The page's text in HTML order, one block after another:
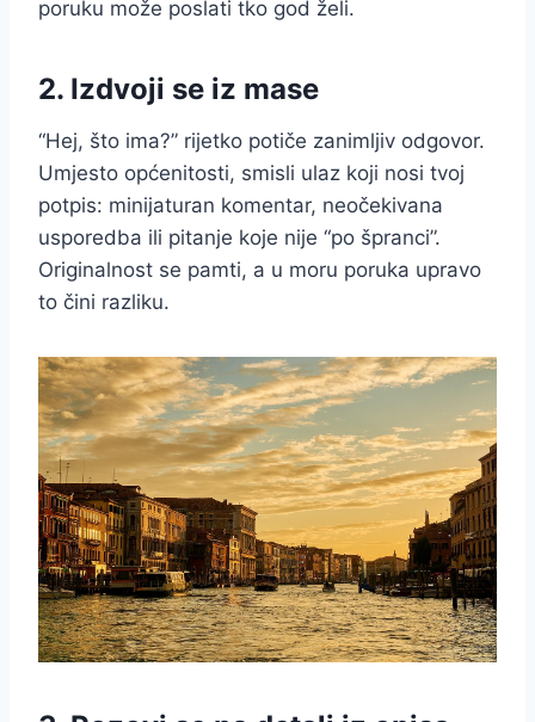
poruku može poslati tko god želi.
2. Izdvoji se iz mase
“Hej, što ima?” rijetko potiče zanimljiv odgovor.
Umjesto općenitosti, smisli ulaz koji nosi tvoj
potpis: minijaturan komentar, neočekivana
usporedba ili pitanje koje nije “po špranci”.
Originalnost se pamti, a u moru poruka upravo
to čini razliku.